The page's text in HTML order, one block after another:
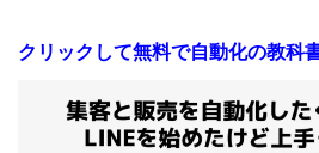
クリックして無料で自動化の教科